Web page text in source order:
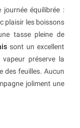
équilibrée :
plaisir les boissons
tasse pleine de
sont un excellent
préserve la
des feuilles. Aucun
joliment une